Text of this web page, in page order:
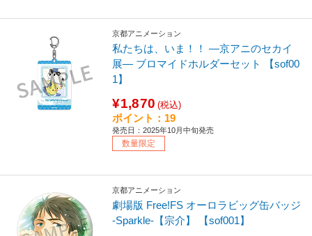
京都アニメーション
私たちは、いま！！ ―京アニのセカイ
展― ブロマイドホルダーセット 【sof00
1】
¥1,870 (税込)
ポイント：19
発売日：2025年10月中旬発売
数量限定
京都アニメーション
劇場版 Free!FS オーロラビッグ缶バッジ
-Sparkle-【宗介】 【sof001】